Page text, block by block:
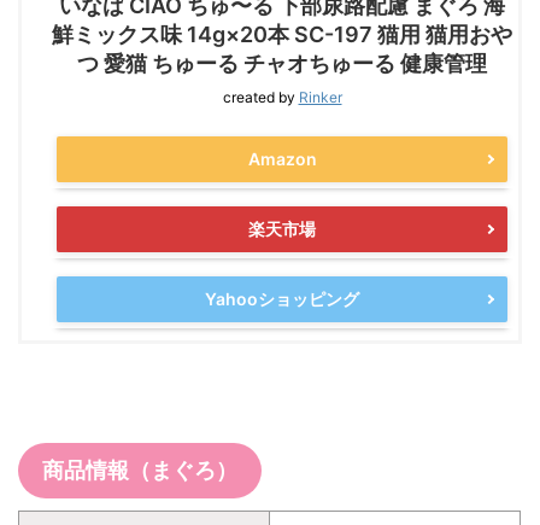
いなば CIAO ちゅ〜る 下部尿路配慮 まぐろ 海
鮮ミックス味 14g×20本 SC-197 猫用 猫用おや
つ 愛猫 ちゅーる チャオちゅーる 健康管理
created by Rinker
Amazon
楽天市場
Yahooショッピング
商品情報（まぐろ）